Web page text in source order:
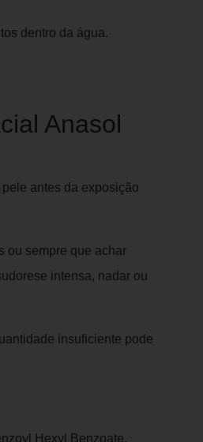
dentro da água.
Anasol
antes da exposição
ou sempre que achar
intensa, nadar ou
insuficiente pode
Hexyl Benzoate,